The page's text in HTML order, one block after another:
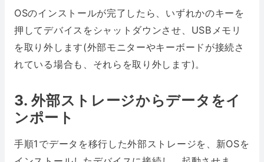
OSのインストールが完了したら、いずれかのキーを
押してデバイスをシャットダウンさせ、USBメモリ
を取り外します(外部モニターやキーボードが接続さ
れている場合も、それらを取り外します)。
3. 外部ストレージからデータをイ
ンポート
手順1でデータを移行した外部ストレージを、新OSを